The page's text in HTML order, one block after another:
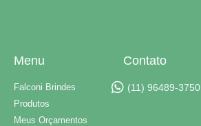
Menu
Falconi Brindes
Produtos
Meus Orçamentos
Contato
(11) 96489-3750